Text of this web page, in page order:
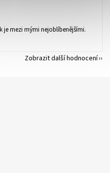
je mezi mými nejoblíbenějšími.
Zobrazit další hodnocení